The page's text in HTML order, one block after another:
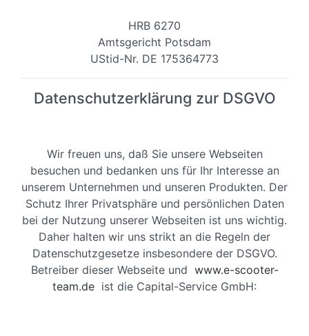
HRB 6270
Amtsgericht Potsdam
UStid-Nr. DE 175364773
Datenschutzerklärung zur DSGVO
Wir freuen uns, daß Sie unsere Webseiten
besuchen und bedanken uns für Ihr Interesse an
unserem Unternehmen und unseren Produkten. Der
Schutz Ihrer Privatsphäre und persönlichen Daten
bei der Nutzung unserer Webseiten ist uns wichtig.
Daher halten wir uns strikt an die Regeln der
Datenschutzgesetze insbesondere der DSGVO.
Betreiber dieser Webseite und www.e-scooter-
team.de ist die Capital-Service GmbH: